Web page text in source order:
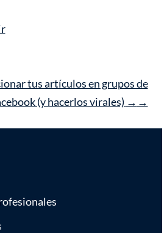
tus artículos en grupos de
(y hacerlos virales)
→